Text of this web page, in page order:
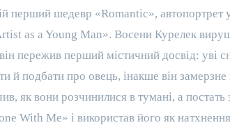
перший шедевр «Romantic», автопортрет у
as a Young Man». Восени Курелек
пережив перший містичний досвід: уві
й подбати про овець, інакше він замерзне
як вони розчинилися в тумані, а постать
With Me» і використав його як